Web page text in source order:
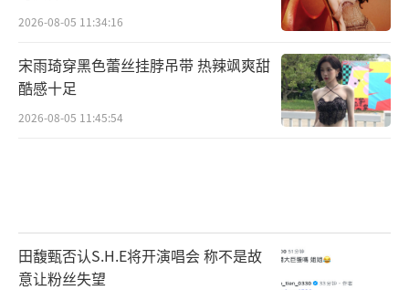
2026-08-05 11:34:16
宋雨琦穿黑色蕾丝挂脖吊带 热辣飒爽甜
酷感十足
2026-08-05 11:45:54
田馥甄否认S.H.E将开演唱会 称不是故
意让粉丝失望